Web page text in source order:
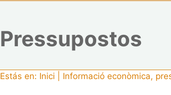
Pressupostos
Estás en: Inici Informació econòmica,